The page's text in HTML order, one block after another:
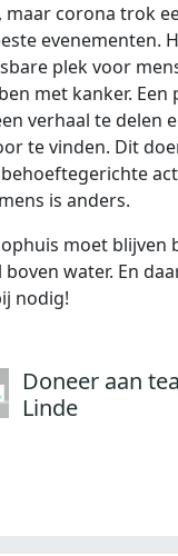
maar corona trok
evenementen.
plek voor
met kanker. Een
verhaal te delen
te vinden. Dit
is anders.
moet blijven
boven water. En
nodig!
Doneer aan
Linde